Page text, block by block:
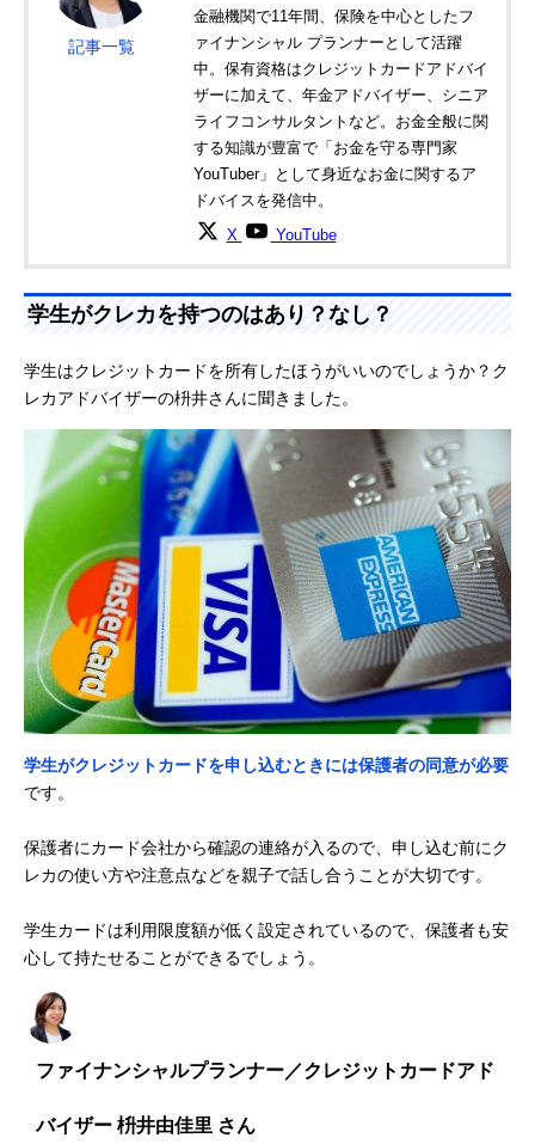
記事一覧
金融機関で11年間、保険を中心としたフ
ァイナンシャル プランナーとして活躍
中。保有資格はクレジットカードアドバイ
ザーに加えて、年金アドバイザー、シニア
ライフコンサルタントなど。お金全般に関
する知識が豊富で「お金を守る専門家
YouTuber」として身近なお金に関するア
ドバイスを発信中。
X YouTube
学生がクレカを持つのはあり？なし？
学生はクレジットカードを所有したほうがいいのでしょうか？ク
レカアドバイザーの枡井さんに聞きました。
学生がクレジットカードを申し込むときには保護者の同意が必要
です。
保護者にカード会社から確認の連絡が入るので、申し込む前にク
レカの使い方や注意点などを親子で話し合うことが大切です。
学生カードは利用限度額が低く設定されているので、保護者も安
心して持たせることができるでしょう。
ファイナンシャルプランナー／クレジットカードアド
バイザー 枡井由佳里 さん